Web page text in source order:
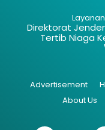
Direktorat
Tertib Niaga
Advertisement
About Us